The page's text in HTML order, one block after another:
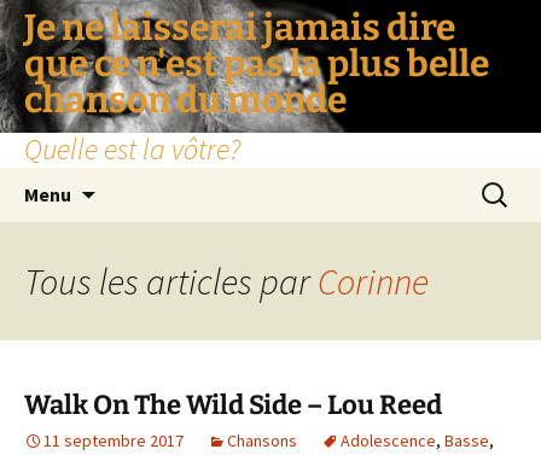
Je ne laisserai jamais dire
que ce n'est pas la plus belle
chanson du monde
Quelle est la vôtre?
Menu
Tous les articles parCorinne
Walk On The Wild Side – Lou Reed
11 septembre 2017 Chansons Adolescence, Basse,